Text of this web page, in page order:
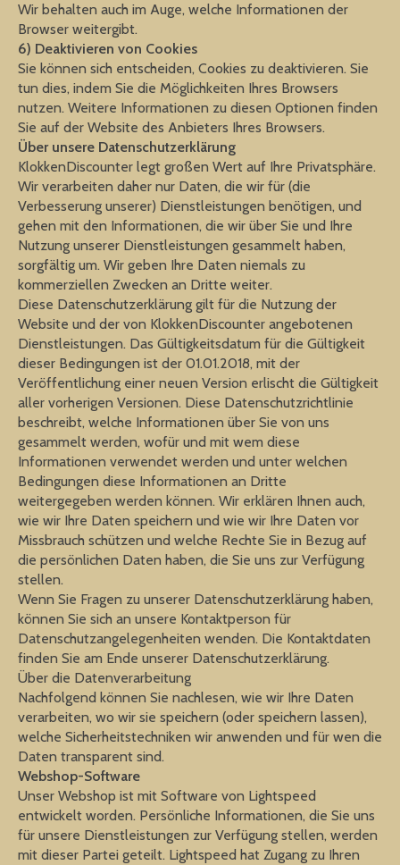
Wir behalten auch im Auge, welche Informationen der
Browser weitergibt.
6) Deaktivieren von Cookies
Sie können sich entscheiden, Cookies zu deaktivieren. Sie
tun dies, indem Sie die Möglichkeiten Ihres Browsers
nutzen. Weitere Informationen zu diesen Optionen finden
Sie auf der Website des Anbieters Ihres Browsers.
Über unsere Datenschutzerklärung
KlokkenDiscounter legt großen Wert auf Ihre Privatsphäre.
Wir verarbeiten daher nur Daten, die wir für (die
Verbesserung unserer) Dienstleistungen benötigen, und
gehen mit den Informationen, die wir über Sie und Ihre
Nutzung unserer Dienstleistungen gesammelt haben,
sorgfältig um. Wir geben Ihre Daten niemals zu
kommerziellen Zwecken an Dritte weiter.
Diese Datenschutzerklärung gilt für die Nutzung der
Website und der von KlokkenDiscounter angebotenen
Dienstleistungen. Das Gültigkeitsdatum für die Gültigkeit
dieser Bedingungen ist der 01.01.2018, mit der
Veröffentlichung einer neuen Version erlischt die Gültigkeit
aller vorherigen Versionen. Diese Datenschutzrichtlinie
beschreibt, welche Informationen über Sie von uns
gesammelt werden, wofür und mit wem diese
Informationen verwendet werden und unter welchen
Bedingungen diese Informationen an Dritte
weitergegeben werden können. Wir erklären Ihnen auch,
wie wir Ihre Daten speichern und wie wir Ihre Daten vor
Missbrauch schützen und welche Rechte Sie in Bezug auf
die persönlichen Daten haben, die Sie uns zur Verfügung
stellen.
Wenn Sie Fragen zu unserer Datenschutzerklärung haben,
können Sie sich an unsere Kontaktperson für
Datenschutzangelegenheiten wenden. Die Kontaktdaten
finden Sie am Ende unserer Datenschutzerklärung.
Über die Datenverarbeitung
Nachfolgend können Sie nachlesen, wie wir Ihre Daten
verarbeiten, wo wir sie speichern (oder speichern lassen),
welche Sicherheitstechniken wir anwenden und für wen die
Daten transparent sind.
Webshop-Software
Unser Webshop ist mit Software von Lightspeed
entwickelt worden. Persönliche Informationen, die Sie uns
für unsere Dienstleistungen zur Verfügung stellen, werden
mit dieser Partei geteilt. Lightspeed hat Zugang zu Ihren